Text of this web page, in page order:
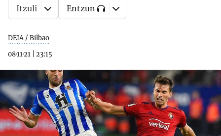
DEIA / Bilbao
08·11·21
23:15
Itzuli Entzun